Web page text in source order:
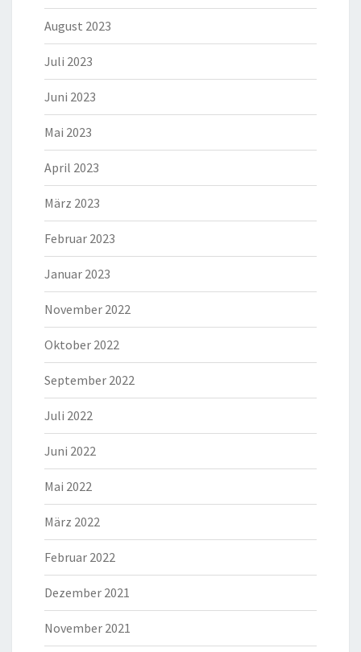
August 2023
Juli 2023
Juni 2023
Mai 2023
April 2023
März 2023
Februar 2023
Januar 2023
November 2022
Oktober 2022
September 2022
Juli 2022
Juni 2022
Mai 2022
März 2022
Februar 2022
Dezember 2021
November 2021